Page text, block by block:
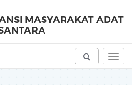
MASYARAKAT ADAT